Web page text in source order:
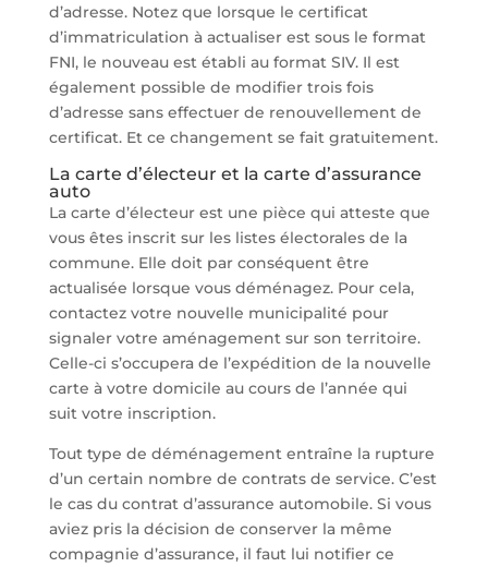
d’adresse. Notez que lorsque le certificat
d’immatriculation à actualiser est sous le format
FNI, le nouveau est établi au format SIV. Il est
également possible de modifier trois fois
d’adresse sans effectuer de renouvellement de
certificat. Et ce changement se fait gratuitement.
La carte d’électeur et la carte d’assurance
auto
La carte d’électeur est une pièce qui atteste que
vous êtes inscrit sur les listes électorales de la
commune. Elle doit par conséquent être
actualisée lorsque vous déménagez. Pour cela,
contactez votre nouvelle municipalité pour
signaler votre aménagement sur son territoire.
Celle-ci s’occupera de l’expédition de la nouvelle
carte à votre domicile au cours de l’année qui
suit votre inscription.
Tout type de déménagement entraîne la rupture
d’un certain nombre de contrats de service. C’est
le cas du contrat d’assurance automobile. Si vous
aviez pris la décision de conserver la même
compagnie d’assurance, il faut lui notifier ce